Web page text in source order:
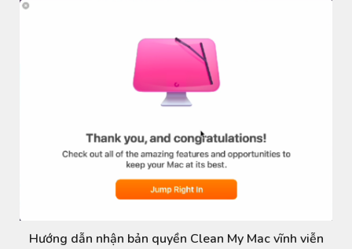
Hướng dẫn nhận bản quyền Clean My Mac vĩnh viễn